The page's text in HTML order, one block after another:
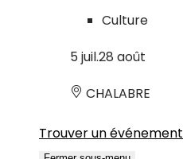
Culture
5 juil.28 août
CHALABRE
Trouver un événement